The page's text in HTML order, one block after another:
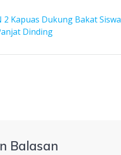
2 Kapuas Dukung Bakat Siswa
Dinding
Balasan